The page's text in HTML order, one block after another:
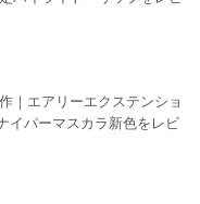
｜エアリーエクステンショ
イパーマスカラ新色をレビ